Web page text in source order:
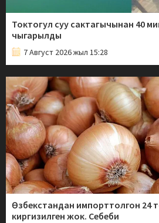
Токтогул суу сактагычынан 40
чыгарылды
7 Август 2026 жыл 15:28
Өзбекстандан импорттолгон 24
киргизилген жок. Себеби